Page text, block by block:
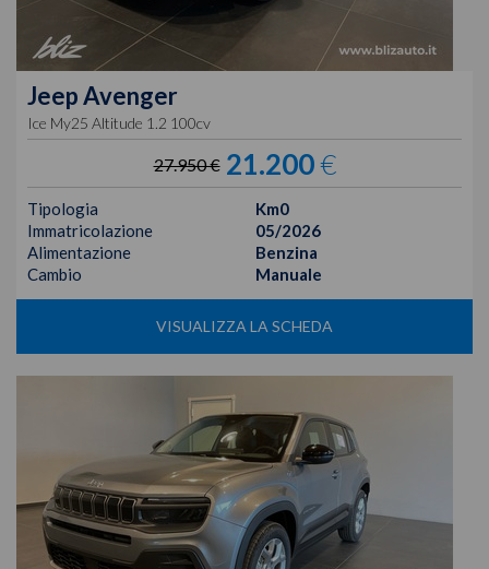
JeepAvenger
Ice My25 Altitude 1.2 100cv
27.950 € 21.200€
Tipologia
Km0
Immatricolazione
05/2026
Alimentazione
Benzina
Cambio
Manuale
VISUALIZZA LA SCHEDA